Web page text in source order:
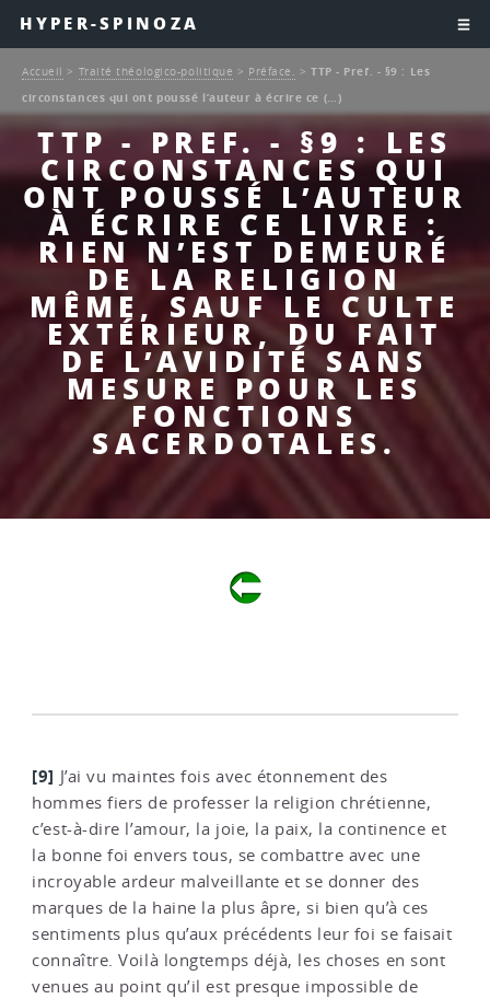
HYPER-SPINOZA
TTP - PREF. - §9 : LES
CIRCONSTANCES QUI
ONT POUSSÉ L’AUTEUR
À ÉCRIRE CE LIVRE :
RIEN N’EST DEMEURÉ
DE LA RELIGION
MÊME, SAUF LE CULTE
EXTÉRIEUR, DU FAIT
DE L’AVIDITÉ SANS
MESURE POUR LES
FONCTIONS
SACERDOTALES.
Accueil > Traité théologico-politique > Préface. >TTP - Pref. - §9 : Les
circonstances qui ont poussé l’auteur à écrire ce (…)
[9] J’ai vu maintes fois avec étonnement des
hommes fiers de professer la religion chrétienne,
c’est-à-dire l’amour, la joie, la paix, la continence et
la bonne foi envers tous, se combattre avec une
incroyable ardeur malveillante et se donner des
marques de la haine la plus âpre, si bien qu’à ces
sentiments plus qu’aux précédents leur foi se faisait
connaître. Voilà longtemps déjà, les choses en sont
venues au point qu’il est presque impossible de